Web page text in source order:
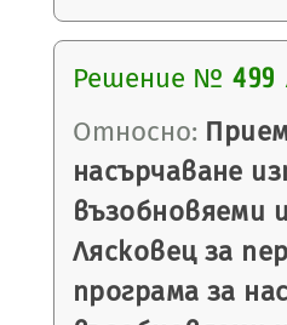
Решение № 499
Относно:
насърчаване
възобновяеми
Лясковец за
програма за